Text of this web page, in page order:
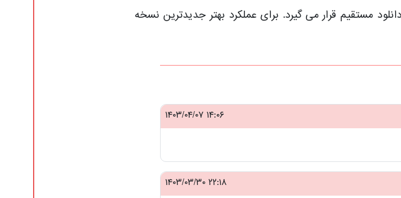
مستقیم قرار می گیرد. برای عملکرد بهتر جدیدترین نسخه
۱۴:۰۶ ۱۴۰۳/۰۴/۰۷
۲۲:۱۸ ۱۴۰۳/۰۳/۳۰